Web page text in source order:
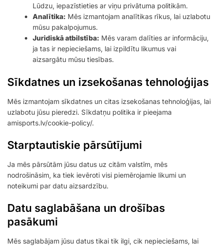
Lūdzu, iepazīstieties ar viņu privātuma politikām.
Analītika: Mēs izmantojam analītikas rīkus, lai uzlabotu
mūsu pakalpojumus.
Juridiskā atbilstība: Mēs varam dalīties ar informāciju,
ja tas ir nepieciešams, lai izpildītu likumus vai
aizsargātu mūsu tiesības.
Sīkdatnes un izsekošanas tehnoloģijas
Mēs izmantojam sīkdatnes un citas izsekošanas tehnoloģijas, lai
uzlabotu jūsu pieredzi. Sīkdatņu politika ir pieejama
amisports.lv/cookie-policy/.
Starptautiskie pārsūtījumi
Ja mēs pārsūtām jūsu datus uz citām valstīm, mēs
nodrošināsim, ka tiek ievēroti visi piemērojamie likumi un
noteikumi par datu aizsardzību.
Datu saglabāšana un drošības
pasākumi
Mēs saglabājam jūsu datus tikai tik ilgi, cik nepieciešams, lai